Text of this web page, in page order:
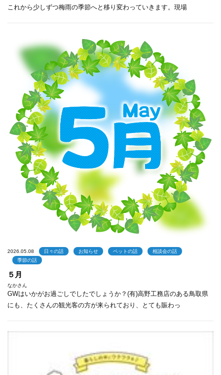
これから少しずつ梅雨の季節へと移り変わっていきます。現場
2026.05.08 日々の話 お知らせ ペットの話
相談会の話
季節の話
５月
なかさん
GWはいかがお過ごしでしたでしょうか？(有)高野工務店のある鳥取県
にも、たくさんの観光客の方が来られており、とても賑わっ